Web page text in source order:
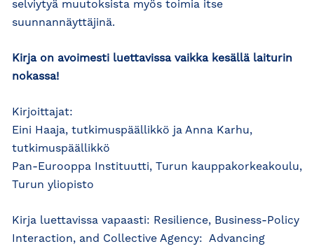
selviytyä muutoksista myös toimia itse
suunnannäyttäjinä.
Kirja on avoimesti luettavissa vaikka kesällä laiturin
nokassa!
Kirjoittajat:
Eini Haaja, tutkimuspäällikkö ja Anna Karhu,
tutkimuspäällikkö
Pan-Eurooppa Instituutti, Turun kauppakorkeakoulu,
Turun yliopisto
Kirja luettavissa vapaasti: Resilience, Business-Policy
Interaction, and Collective Agency: Advancing